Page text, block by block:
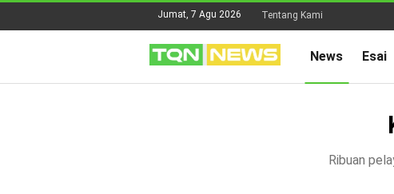
Jumat, 7 Agu 2026 Tentang Kami
News Esai
Ribuan